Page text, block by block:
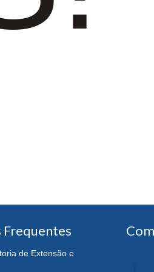
Frequentes
de Extensão e